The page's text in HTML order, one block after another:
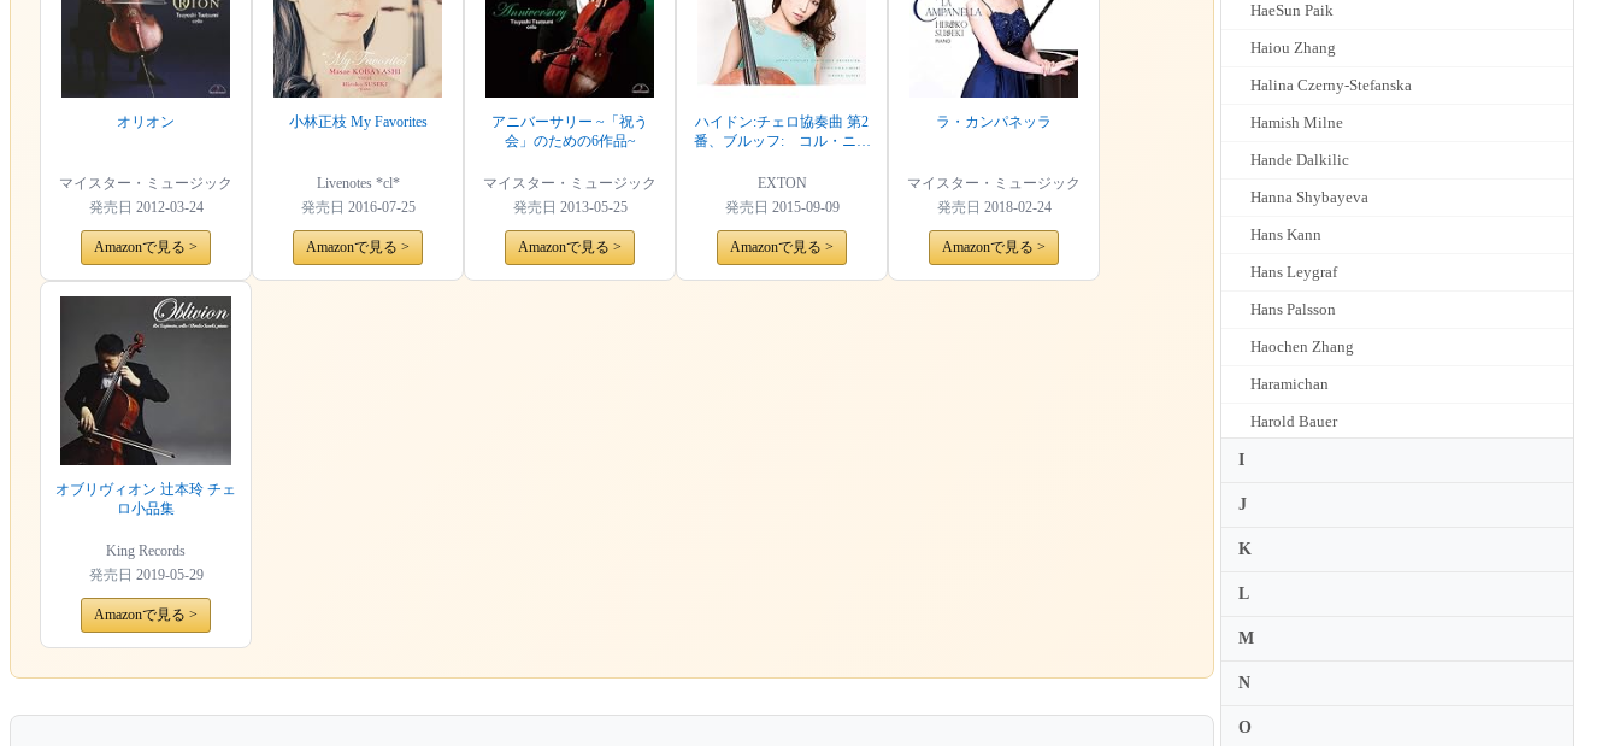
オリオン
マイスター・ミュージック
発売日 2012-03-24
Amazonで見る >
小林正枝 My Favorites
Livenotes *cl*
発売日 2016-07-25
Amazonで見る >
アニバーサリー ~「祝う
会」のための6作品~
マイスター・ミュージック
発売日 2013-05-25
Amazonで見る >
ハイドン:チェロ協奏曲 第2
番、ブルッフ: コル・ニド
EXTON
発売日 2015-09-09
Amazonで見る >
ラ・カンパネッラ
マイスター・ミュージック
発売日 2018-02-24
Amazonで見る >
オブリヴィオン 辻本玲 チェ
ロ小品集
King Records
発売日 2019-05-29
Amazonで見る >
HaeSun Paik
Haiou Zhang
Halina Czerny-Stefanska
Hamish Milne
Hande Dalkilic
Hanna Shybayeva
Hans Kann
Hans Leygraf
Hans Palsson
Haochen Zhang
Haramichan
Harold Bauer
Harumi Hanafusa
I
J
K
L
M
N
O